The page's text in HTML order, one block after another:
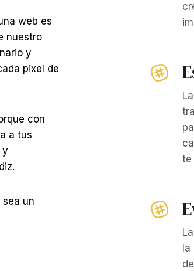
web es
nuestro
y
pixel de
con
a tus
y
un
te